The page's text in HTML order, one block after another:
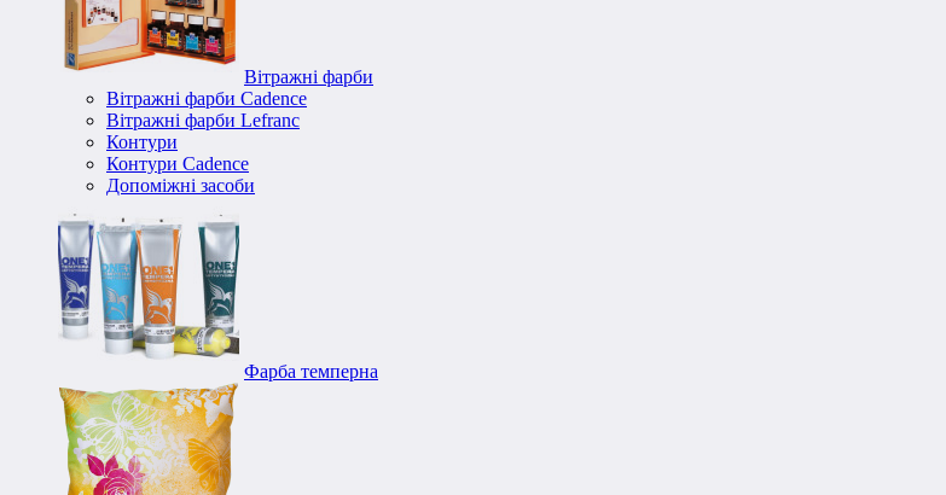
Вітражні фарби
Вітражні фарби Cadence
Вітражні фарби Lefranc
Контури
Контури Cadence
Допоміжні засоби
Фарба темперна